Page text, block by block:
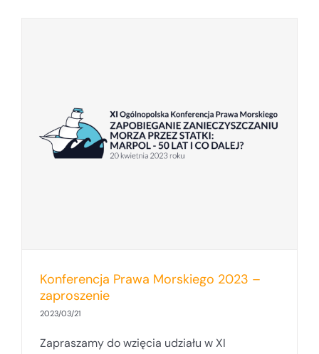
Konferencja Prawa Morskiego 2023 –
zaproszenie
2023/03/21
Zapraszamy do wzięcia udziału w XI